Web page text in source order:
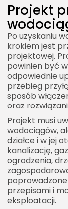
Projekt
Po uzyskaniu
krokiem jest
projektowej.
powinien być
odpowiednie
przebieg
sposób
oraz
Projekt musi
wodociągów,
działce i w jej
kanalizację,
ogrodzenia,
przepisami i
eksploatacji.